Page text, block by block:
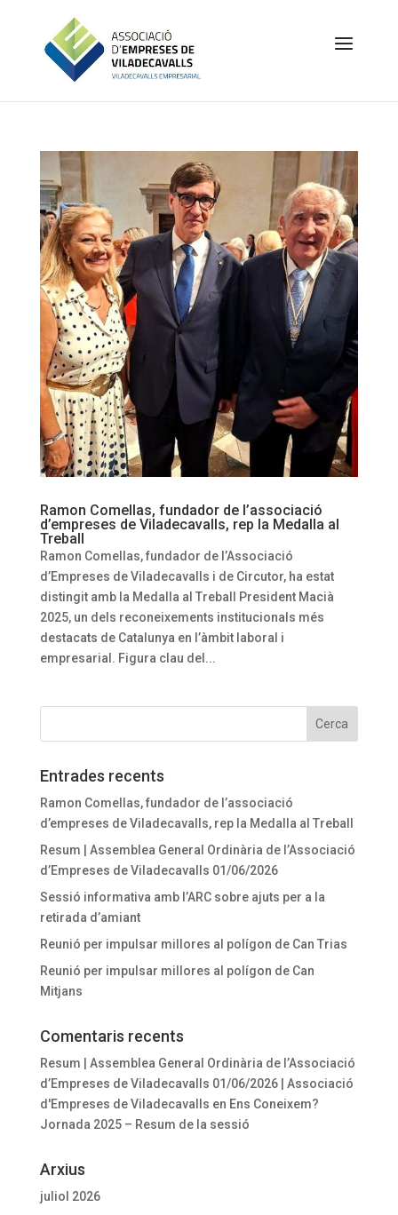
Ramon Comellas, fundador de l’associació
d’empreses de Viladecavalls, rep la Medalla al
Treball
Ramon Comellas, fundador de l’Associació
d’Empreses de Viladecavalls i de Circutor, ha estat
distingit amb la Medalla al Treball President Macià
2025, un dels reconeixements institucionals més
destacats de Catalunya en l’àmbit laboral i
empresarial. Figura clau del...
Entrades recents
Ramon Comellas, fundador de l’associació
d’empreses de Viladecavalls, rep la Medalla al Treball
Resum | Assemblea General Ordinària de l’Associació
d’Empreses de Viladecavalls 01/06/2026
Sessió informativa amb l’ARC sobre ajuts per a la
retirada d’amiant
Reunió per impulsar millores al polígon de Can Trias
Reunió per impulsar millores al polígon de Can
Mitjans
Comentaris recents
Resum | Assemblea General Ordinària de l’Associació
d’Empreses de Viladecavalls 01/06/2026 | Associació
d'Empreses de Viladecavalls en Ens Coneixem?
Jornada 2025 – Resum de la sessió
Arxius
juliol 2026